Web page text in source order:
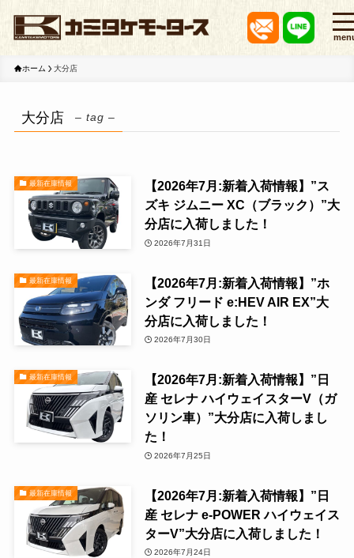
ホーム 大分店
大分店 – tag –
最新在庫情報
【2026年7月:新着入荷情報】”ス
ズキ ジムニー XC（ブラック）”大
分店に入荷しました！
2026年7月31日
最新在庫情報
【2026年7月:新着入荷情報】”ホ
ンダ フリード e:HEV AIR EX”大
分店に入荷しました！
2026年7月30日
最新在庫情報
【2026年7月:新着入荷情報】”日
産 セレナ ハイウェイスターV（ガ
ソリン車）”大分店に入荷しまし
た！
2026年7月25日
最新在庫情報
【2026年7月:新着入荷情報】”日
産 セレナ e-POWER ハイウェイス
ターV”大分店に入荷しました！
2026年7月24日